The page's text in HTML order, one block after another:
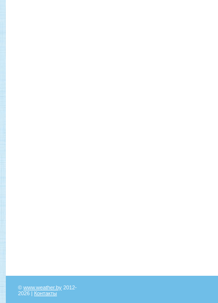
© www.weather.by 2012-
2026 | Контакты